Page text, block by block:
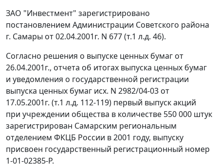
ЗАО "Инвестмент" зарегистрировано
постановлением Администрации Советского района
г. Самары от 02.04.2001г. N 677 (т.1 л.д. 46).
Согласно решения о выпуске ценных бумаг от
26.04.2001г., отчета об итогах выпуска ценных бумаг
и уведомления о государственной регистрации
выпуска ценных бумаг исх. N 2982/04-03 от
17.05.2001г. (т.1 л.д. 112-119) первый выпуск акций
при учреждении общества в количестве 550 000 штук
зарегистрирован Самарским региональным
отделением ФКЦБ России в 2001 году, выпуску
присвоен государственный регистрационный номер
1-01-02385-Р.